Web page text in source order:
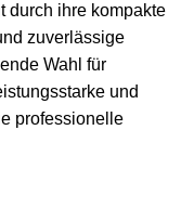
durch ihre kompakte
zuverlässige
Wahl für
und
professionelle